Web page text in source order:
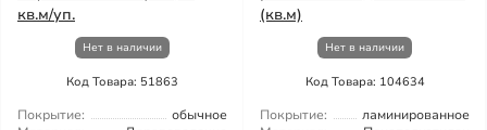
кв.м/уп.
Нет в наличии
Код Товара: 51863
Покрытие:
обычное
(кв.м)
Нет в наличии
Код Товара: 104634
Покрытие:
ламинированное